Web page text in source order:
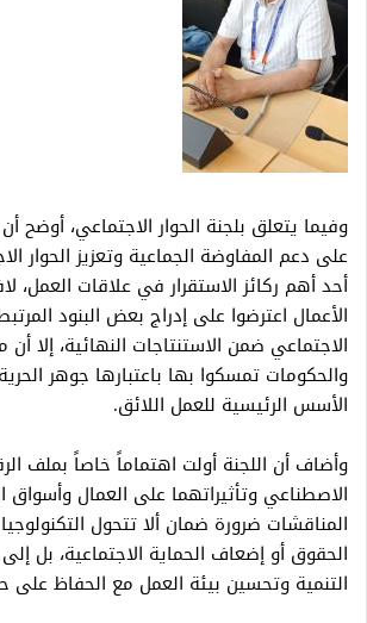
وفيما يتعلق بلجنة الحوار الاجتماعي، أوضح
على دعم المفاوضة الجماعية وتعزيز الحوار
أحد أهم ركائز الاستقرار في علاقات العمل،
الأعمال اعترضوا على إدراج بعض البنود
الاجتماعي ضمن الاستنتاجات النهائية، إلا
والحكومات تمسكوا بها باعتبارها جوهر
الأسس الرئيسية للعمل اللائق.
وأضاف أن اللجنة أولت اهتماماً خاصاً بملف
الاصطناعي وتأثيراتهما على العمال
المناقشات ضرورة ضمان ألا تتحول
الحقوق أو إضعاف الحماية الاجتماعية، بل
التنمية وتحسين بيئة العمل مع الحفاظ على